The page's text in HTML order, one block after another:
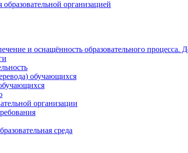
организацией
и оснащённость образовательного процесса.
обучающихся
организации
среда